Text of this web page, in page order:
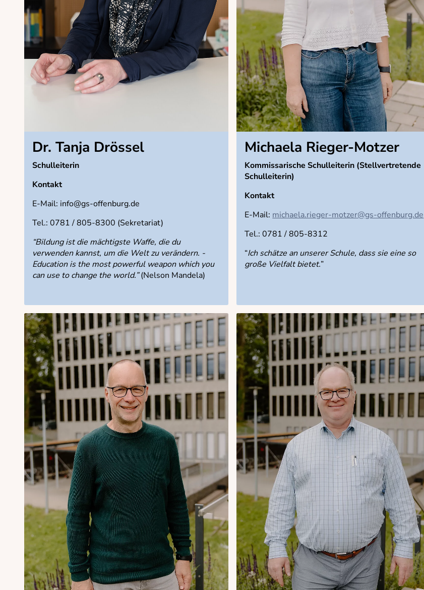
Dr. Tanja Drössel
Schulleiterin
Kontakt
E-Mail: info@gs-offenburg.de
Tel.: 0781 / 805-8300 (Sekretariat)
“Bildung ist die mächtigste Waffe, die du
verwenden kannst, um die Welt zu verändern. -
Education is the most powerful weapon which you
can use to change the world.”(Nelson Mandela)
Michaela Rieger-Motzer
Kommissarische Schulleiterin (Stellvertretende
Schulleiterin)
Kontakt
E-Mail: michaela.rieger-motzer@gs-offenburg.de
Tel.: 0781 / 805-8312
“Ich schätze an unserer Schule, dass sie eine so
große Vielfalt bietet.”